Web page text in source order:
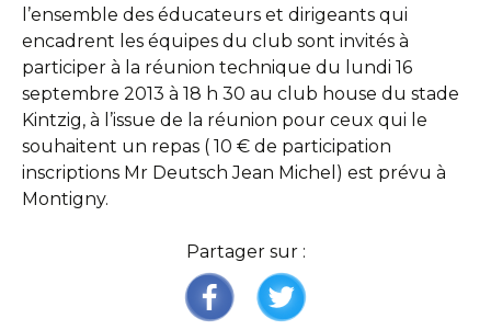
l’ensemble des éducateurs et dirigeants qui
encadrent les équipes du club sont invités à
participer à la réunion technique du lundi 16
septembre 2013 à 18 h 30 au club house du stade
Kintzig, à l’issue de la réunion pour ceux qui le
souhaitent un repas ( 10 € de participation
inscriptions Mr Deutsch Jean Michel) est prévu à
Montigny.
Partager sur :